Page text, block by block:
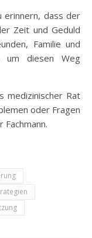
erinnern, dass der
Zeit und Geduld
Familie und
um diesen Weg
medizinischer Rat
oder Fragen